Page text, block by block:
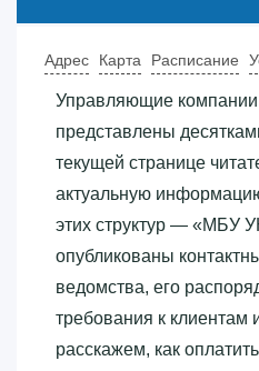
Адрес Карта Расписание
Управляющие
представлены
текущей странице
актуальную
этих структур — «‎МБУ
опубликованы
ведомства, его
требования к клиентам
расскажем, как